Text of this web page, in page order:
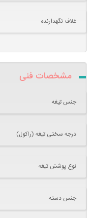
غلاف نگهدارنده
مشخصات فنی
جنس تیغه
درجه سختی تیغه (راکول)
نوع پوشش تیغه
جنس دسته